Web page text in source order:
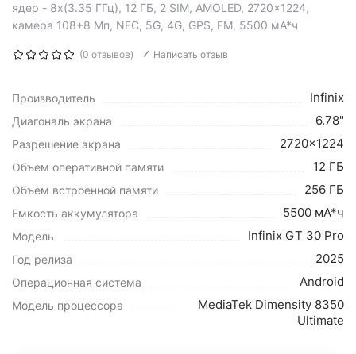
ядер - 8x(3.35 ГГц), 12 ГБ, 2 SIM, AMOLED, 2720x1224,
камера 108+8 Мп, NFC, 5G, 4G, GPS, FM, 5500 мА*ч
(0 отзывов) Написать отзыв
Производитель Infinix
Диагональ экрана 6.78"
Разрешение экрана 2720x1224
Объем оперативной памяти 12 ГБ
Объем встроенной памяти 256 ГБ
Емкость аккумулятора 5500 мА*ч
Модель Infinix GT 30 Pro
Год релиза 2025
Операционная система Android
Модель процессора
MediaTek Dimensity 8350
Ultimate